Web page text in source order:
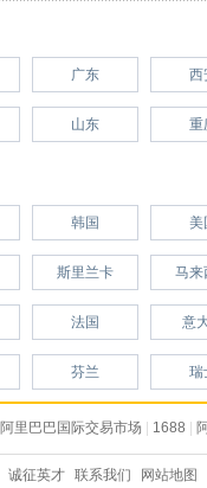
广东 西
山东 重
韩国 美
斯里兰卡 马来
法国 意
芬兰 瑞
阿里巴巴国际交易市场 1688
诚征英才 联系我们
网站地图